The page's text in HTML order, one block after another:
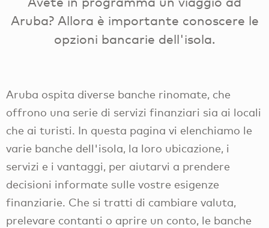
Aruba? Allora è importante conoscere le
opzioni bancarie dell'isola.
Aruba ospita diverse banche rinomate, che
offrono una serie di servizi finanziari sia ai locali
che ai turisti. In questa pagina vi elenchiamo le
varie banche dell'isola, la loro ubicazione, i
servizi e i vantaggi, per aiutarvi a prendere
decisioni informate sulle vostre esigenze
finanziarie. Che si tratti di cambiare valuta,
prelevare contanti o aprire un conto, le banche